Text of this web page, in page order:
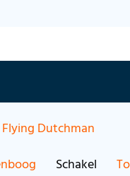
Flying Dutchman
Schakel